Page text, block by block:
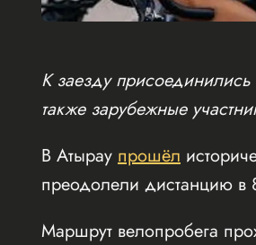
К заезду
также зарубежные
В Атырау прошёл
преодолели дистанцию в
Маршрут велопробега